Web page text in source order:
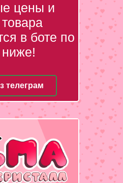
цены и
в боте по
ниже!
телеграм